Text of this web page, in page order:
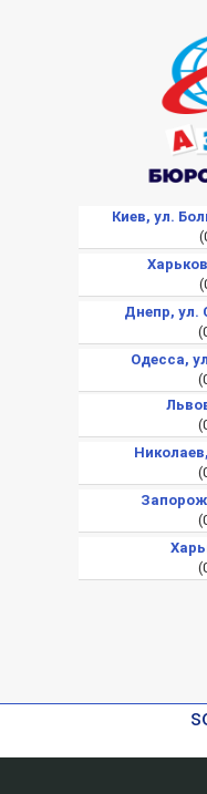
Киев, ул.
Днепр, ул.
Одесса,